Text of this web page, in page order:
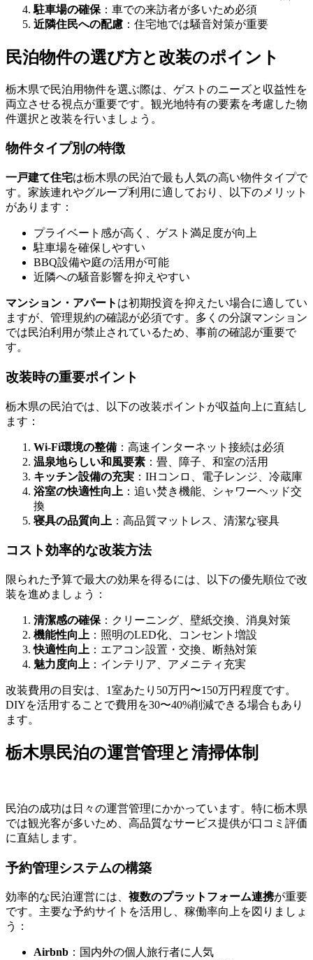
駐車場の確保 ：車での来訪者が多いため必須
近隣住民への配慮 ：住宅地では騒音対策が重要
民泊物件の選び方と改装のポイント
栃木県で民泊用物件を選ぶ際は、ゲストのニーズと収益性を
両立させる視点が重要です。観光地特有の要素を考慮した物
件選択と改装を行いましょう。
物件タイプ別の特徴
一戸建て住宅は栃木県の民泊で最も人気の高い物件タイプで
す。家族連れやグループ利用に適しており、以下のメリット
があります：
プライベート感が高く、ゲスト満足度が向上
駐車場を確保しやすい
BBQ設備や庭の活用が可能
近隣への騒音影響を抑えやすい
マンション・アパート は初期投資を抑えたい場合に適してい
ますが、管理規約の確認が必須です。多くの分譲マンション
では民泊利用が禁止されているため、事前の確認が重要で
す。
改装時の重要ポイント
栃木県の民泊では、以下の改装ポイントが収益向上に直結し
ます：
Wi-Fi環境の整備 ：高速インターネット接続は必須
温泉地らしい和風要素 ：畳、障子、和室の活用
キッチン設備の充実 ：IHコンロ、電子レンジ、冷蔵庫
浴室の快適性向上 ：追い焚き機能、シャワーヘッド交
換
寝具の品質向上 ：高品質マットレス、清潔な寝具
コスト効率的な改装方法
限られた予算で最大の効果を得るには、以下の優先順位で改
装を進めましょう：
清潔感の確保 ：クリーニング、壁紙交換、消臭対策
機能性向上 ：照明のLED化、コンセント増設
快適性向上 ：エアコン設置・交換、断熱対策
魅力度向上 ：インテリア、アメニティ充実
改装費用の目安は、1室あたり50万円〜150万円程度です。
DIYを活用することで費用を30〜40%削減できる場合もあり
ます。
栃木県民泊の運営管理と清掃体制
民泊の成功は日々の運営管理にかかっています。特に栃木県
では観光客が多いため、高品質なサービス提供が口コミ評価
に直結します。
予約管理システムの構築
効率的な民泊運営には、 複数のプラットフォーム連携が重要
です。主要な予約サイトを活用し、稼働率向上を図りましょ
う：
Airbnb ：国内外の個人旅行者に人気